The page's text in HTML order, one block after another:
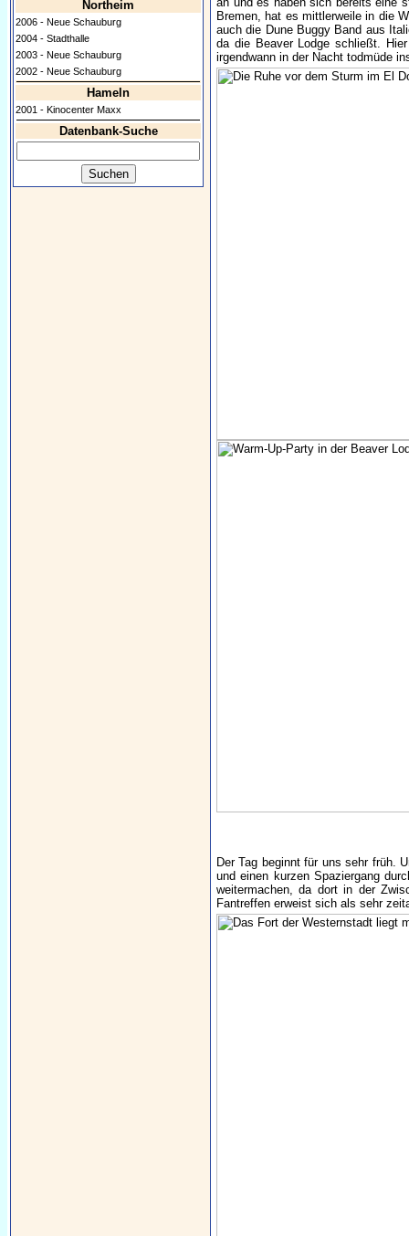
Northeim
2006 - Neue Schauburg
2004 - Stadthalle
2003 - Neue Schauburg
2002 - Neue Schauburg
Hameln
2001 - Kinocenter Maxx
Datenbank-Suche
Bremen, hat es mittlerweile in die
auch die Dune Buggy Band aus
da die Beaver Lodge schließt.
irgendwann in der Nacht todmüde
Der Tag beginnt für uns sehr früh.
und einen kurzen Spaziergang
weitermachen, da dort in der
Fantreffen erweist sich als sehr